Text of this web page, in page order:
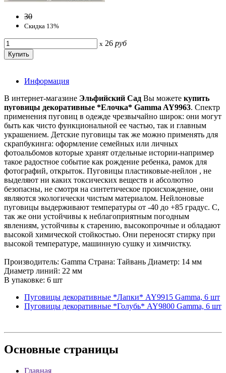
30
Скидка 13%
x 26 руб
Информация
В интернет-магазине Эльфийский Сад Вы можете купить
пуговицы декоративные *Елочка* Gamma AY9963. Спектр
применения пуговиц в одежде чрезвычайно широк: они могут
быть как чисто функциональной ее частью, так и главным
украшением. Детские пуговицы так же можно применять для
скрапбукинга: оформление семейных или личных
фотоальбомов которые хранят отдельные истории-например
такое радостное событие как рождение ребенка, рамок для
фотографий, открыток. Пуговицы пластиковые-нейлон , не
выделяют ни каких токсических веществ и абсолютно
безопасны, не смотря на синтетическое происхождение, они
являются экологически чистым материалом. Нейлоновые
пуговицы выдерживают температуры от -40 до +85 градус. С,
так же они устойчивы к неблагоприятным погодным
явлениям, устойчивы к старению, высокопрочные и обладают
высокой химической стойкостью. Они переносят стирку при
высокой температуре, машинную сушку и химчистку.
Производитель: Gamma Страна: Тайвань Диаметр: 14 мм
Диаметр линий: 22 мм
В упаковке: 6 шт
Пуговицы декоративные *Лапки* AY9915 Gamma, 6 шт
Пуговицы декоративные *Голубь* AY9800 Gamma, 6 шт
Основные страницы
Главная